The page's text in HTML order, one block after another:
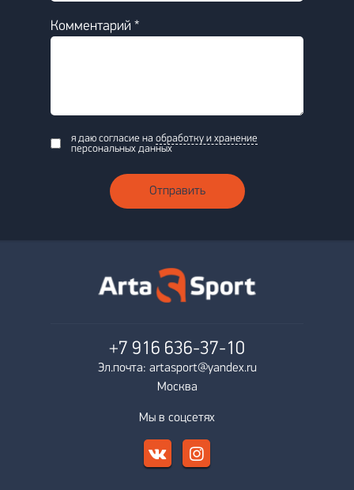
Комментарий *
я даю согласие на обработку и хранение
персональных данных
Отправить
+7 916 636-37-10
Эл.почта: artasport@yandex.ru
Москва
Мы в соцсетях